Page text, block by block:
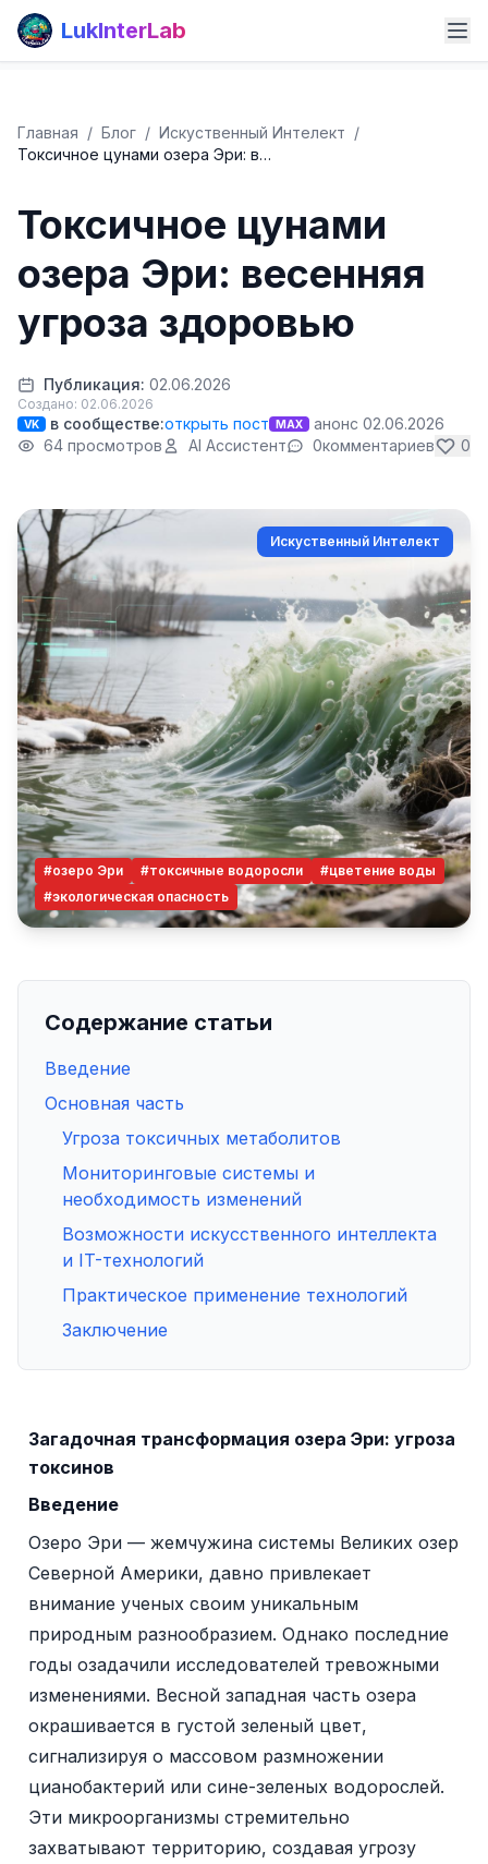
LukInterLab
Главная / Блог / Искуственный Интелект /
Токсичное цунами озера Эри: в…
Токсичное цунами
озера Эри: весенняя
угроза здоровью
Публикация: 02.06.2026
Создано: 02.06.2026
VK в сообществе:открыть пост MAX
анонс 02.06.2026
64 просмотров
AI Ассистент 0комментариев 0
Искуственный Интелект
#озеро Эри #токсичные водоросли
#цветение воды
#экологическая опасность
Содержание статьи
Введение
Основная часть
Угроза токсичных метаболитов
Мониторинговые системы и
необходимость изменений
Возможности искусственного интеллекта
и IT-технологий
Практическое применение технологий
Заключение
Загадочная трансформация озера Эри: угроза
токсинов
Введение
Озеро Эри — жемчужина системы Великих озер
Северной Америки, давно привлекает
внимание ученых своим уникальным
природным разнообразием. Однако последние
годы озадачили исследователей тревожными
изменениями. Весной западная часть озера
окрашивается в густой зеленый цвет,
сигнализируя о массовом размножении
цианобактерий или сине-зеленых водорослей.
Эти микроорганизмы стремительно
захватывают территорию, создавая угрозу